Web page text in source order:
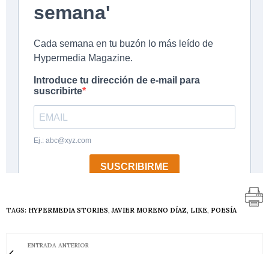
TAGS: HYPERMEDIA STORIES,JAVIER MORENO DÍAZ, LIKE, POESÍA
ENTRADA ANTERIOR